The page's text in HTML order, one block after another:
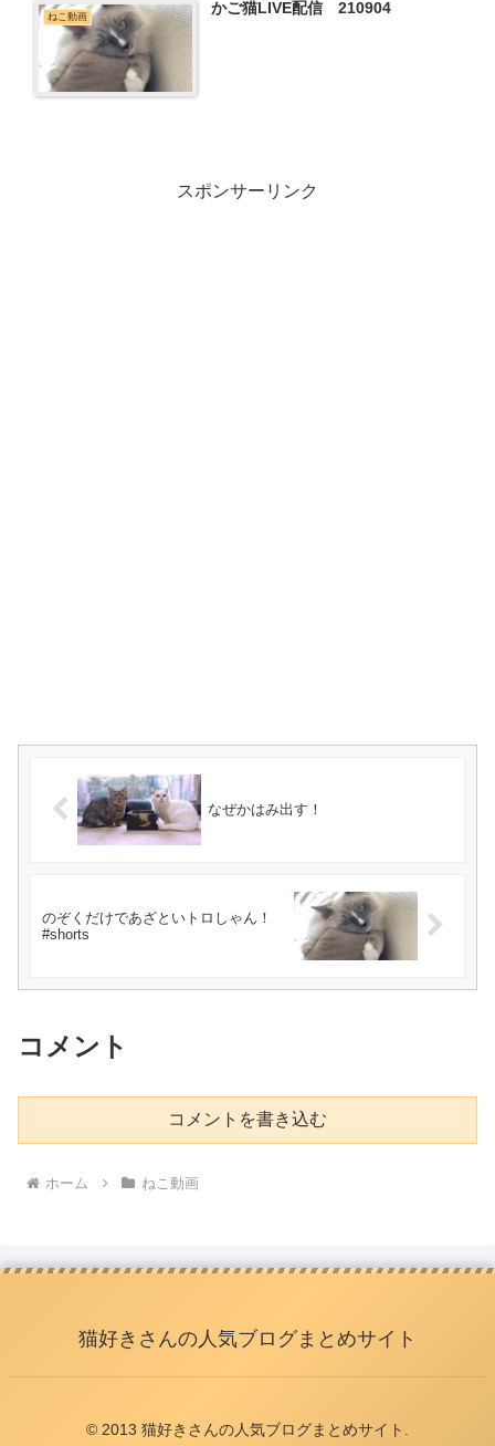
ねこ動画 かご猫LIVE配信 210904
スポンサーリンク
なぜかはみ出す！
のぞくだけであざといトロしゃん！
#shorts
コメント
コメントを書き込む
ホーム ねこ動画
猫好きさんの人気ブログまとめサイト
© 2013 猫好きさんの人気ブログまとめサイト.